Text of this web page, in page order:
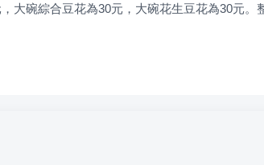
大碗綜合豆花為30元，大碗花生豆花為30元。